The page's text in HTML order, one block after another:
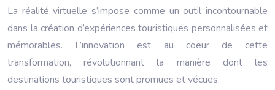
La réalité virtuelle s’impose comme un outil incontournable
dans la création d’expériences touristiques personnalisées et
mémorables. L’innovation est au coeur de cette
transformation, révolutionnant la manière dont les
destinations touristiques sont promues et vécues.